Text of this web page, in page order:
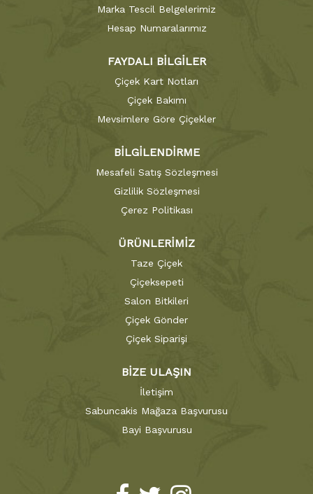
Marka Tescil Belgelerimiz
Hesap Numaralarımız
FAYDALI BİLGİLER
Çiçek Kart Notları
Çiçek Bakımı
Mevsimlere Göre Çiçekler
BİLGİLENDİRME
Mesafeli Satış Sözleşmesi
Gizlilik Sözleşmesi
Çerez Politikası
ÜRÜNLERİMİZ
Taze Çiçek
Çiçeksepeti
Salon Bitkileri
Çiçek Gönder
Çiçek Siparişi
BİZE ULAŞIN
İletişim
Sabuncakis Mağaza Başvurusu
Bayi Başvurusu